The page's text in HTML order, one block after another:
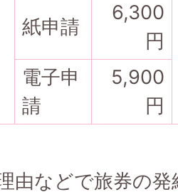
紙申請
6,300
円
電子申
請
5,900
円
由などで旅券の